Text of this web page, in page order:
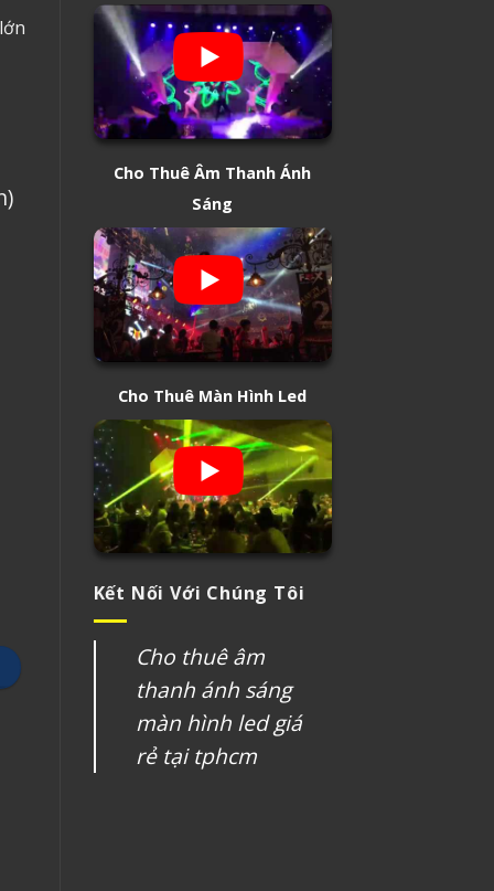
Cho Thuê Âm Thanh Ánh
Sáng
Cho Thuê Màn Hình Led
Kết Nối Với Chúng Tôi
Cho thuê âm
thanh ánh sáng
màn hình led giá
rẻ tại tphcm